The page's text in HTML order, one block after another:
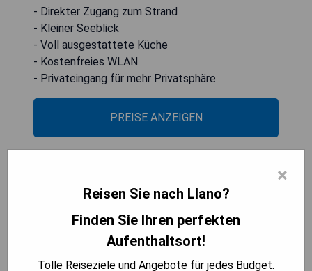
- Direkter Zugang zum Strand
- Kleiner Seeblick
- Voll ausgestattete Küche
- Kostenfreies WLAN
- Privateingang für mehr Privatsphäre
PREISE ANZEIGEN
The Enclave New Listing
×
Reisen Sie nach Llano?
Finden Sie Ihren perfekten
Aufenthaltsort!
Tolle Reiseziele und Angebote für jedes Budget.